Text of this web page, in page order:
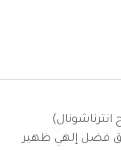
فضل إلهي ظهير